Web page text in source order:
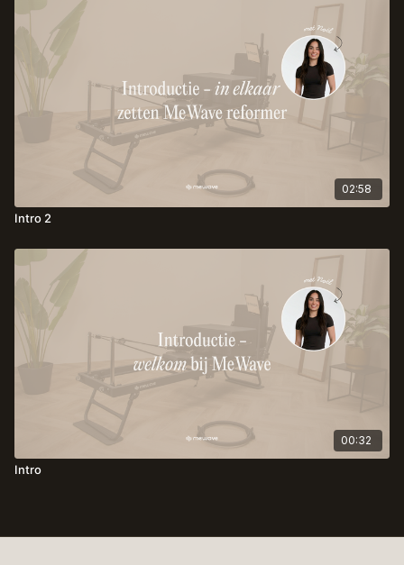
02:58
Intro 2
00:32
Intro